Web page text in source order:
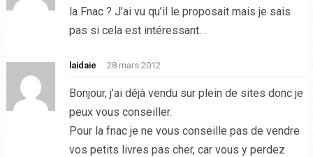
la Fnac ? J’ai vu qu’il le proposait mais je sais
pas si cela est intéressant…
laidaie 28 mars 2012
Bonjour, j’ai déjà vendu sur plein de sites donc je
peux vous conseiller.
Pour la fnac je ne vous conseille pas de vendre
vos petits livres pas cher, car vous y perdez